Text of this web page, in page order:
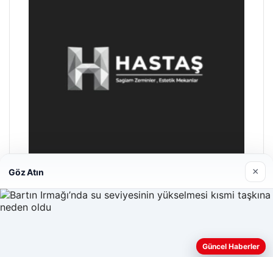
Enes Kaplan Avukatlık Bürosu
Web sitemizi nasıl kullandığınızı daha iyi anlayabilmek,
Göz Atın ×
Güncel Haberler